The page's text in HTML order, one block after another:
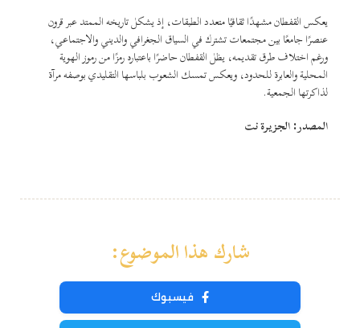
يعكس القفطان مشهدًا ثقافيًا متعدد الطبقات، إذ يشكل تاريخه الممتد عبر قرون
عنصرًا جامعًا بين مجتمعات تشترك في السياق الجغرافي والديني والاجتماعي،
ورغم اختلاف طرق تقديمه، يظل القفطان حاضرًا باعتباره رمزًا من رموز الهوية
المحلية والعابرة للحدود، ويعكس تمسك الشعوب بلباسها التقليدي بوصفه مرآة
لذاكرتها الجمعية.
المصدر: الجزيرة نت
شارك هذا الموضوع:
فيسبوك